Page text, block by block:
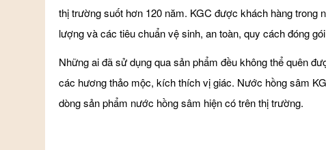
thị trường suốt hơn 120 năm. KGC được khách hàng trong
lượng và các tiêu chuẩn vệ sinh, an toàn, quy cách đóng
Những ai đã sử dụng qua sản phẩm đều không thể quên
các hương thảo mộc, kích thích vị giác. Nước hồng sâm
dòng sản phẩm nước hồng sâm hiện có trên thị trường.